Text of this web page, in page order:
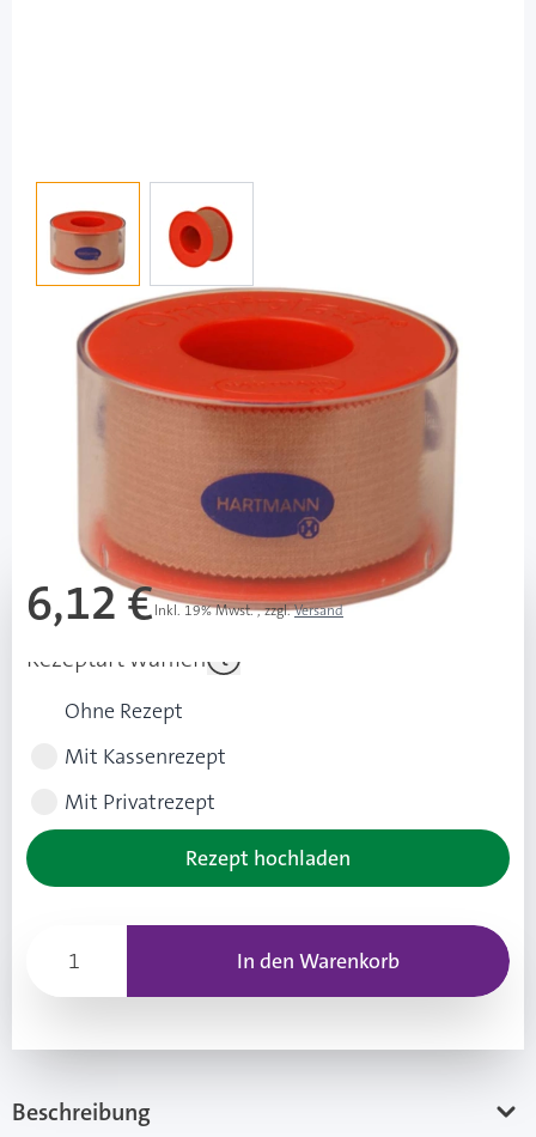
Omniplast
Omniplast 5 m x 2,5 cm - hautfarbenes
Fixierpflaster / 1 Rolle
PZN: 11163314 / Diashop.de Kat.-Nr. 111141
Lieferzeit 3-7 Werktage
6,12 €Inkl. 19% Mwst.,zzgl.Versand
Rezeptart wählen
Ohne Rezept
Mit Kassenrezept
Mit Privatrezept
Rezept hochladen
In den Warenkorb
Beschreibung